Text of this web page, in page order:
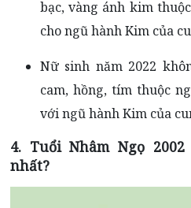
bạc, vàng ánh kim
cho ngũ hành Kim của
Nữ sinh năm 2022
cam, hồng, tím thuộc
với ngũ hành Kim của
4. Tuổi Nhâm Ngọ
nhất?